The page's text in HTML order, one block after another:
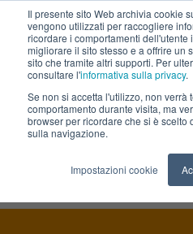
Il presente sito Web archivia cookie
vengono utilizzati per raccogliere
ricordare i comportamenti dell'utente
migliorare il sito stesso e a offrire un
sito che tramite altri supporti. Per
consultare l'informativa sulla privacy.
Se non si accetta l'utilizzo, non verrà
comportamento durante visita, ma
browser per ricordare che si è scelto
sulla navigazione.
Impostazioni cookie
Brand Identity